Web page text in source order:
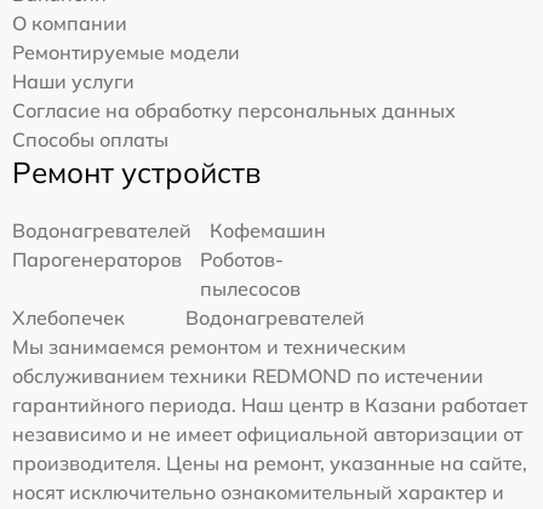
О компании
Ремонтируемые модели
Наши услуги
Согласие на обработку персональных данных
Способы оплаты
Ремонт устройств
Водонагревателей
Кофемашин
Парогенераторов
Роботов-
пылесосов
Хлебопечек
Водонагревателей
Мы занимаемся ремонтом и техническим
обслуживанием техники REDMOND по истечении
гарантийного периода. Наш центр в Казани работает
независимо и не имеет официальной авторизации от
производителя. Цены на ремонт, указанные на сайте,
носят исключительно ознакомительный характер и